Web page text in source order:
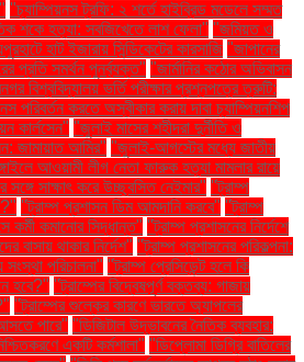
"চ্যাম্পিয়নস ট্রফি: ২ শর্তে হাইব্রিড মডেলে সম্মত
শকে হত্যা: সবজিখেতে লাশ ফেলা" "জমিয়ত ও
হাট ইজারায় সিন্ডিকেটের কারসাজি "জাপানের
প্রতি সমর্থন পুনর্ব্যক্ত" "জার্মানির কঠোর অভিবাসন
বিশ্ববিদ্যালয় ভর্তি পরীক্ষার প্রশ্নপত্রে ত্রুটি:
পরিবর্তন করতে অস্বীকার করায় দাবা চ্যাম্পিয়নশিপ
কার্লসেন" "জুলাই মাসের শহীদরা দুর্নীতি ও
জামায়াত আমির" "জুলাই-আগস্টের মধ্যে জাতীয়
আওয়ামী লীগ নেতা ফারুক হত্যা মামলার রায়ে
সঙ্গে সাক্ষাৎ করে উচ্ছ্বসিত নেইমার" "ট্রাম্প
"ট্রাম্প প্রশাসন ডিম আমদানি করবে" "ট্রাম্প
কর্মী কমানোর সিদ্ধান্ত" "ট্রাম্প প্রশাসনের নির্দেশে
বাসায় থাকার নির্দেশ" "ট্রাম্প প্রশাসনের পরিকল্পনা:
সংস্থা পরিচালনা" "ট্রাম্প প্রেসিডেন্ট হলে কি
হবে?" "ট্রাম্পের বিদ্বেষপূর্ণ বক্তব্য: গাজায়
"ট্রাম্পের শুল্কের কারণে ভারতে অ্যাপলের
পারে" "ডিজিটাল উদ্ভাবনের নৈতিক ব্যবহার:
একটি কর্মশালা" "ডিপ্লোমা ডিগ্রি বাতিলের